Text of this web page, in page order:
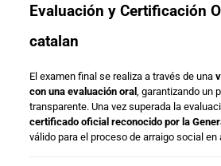
Evaluación y Certificación
catalan
El examen final se realiza a través de una
con una evaluación oral, garantizando un
transparente. Una vez superada la
certificado oficial reconocido por la
válido para el proceso de arraigo social en